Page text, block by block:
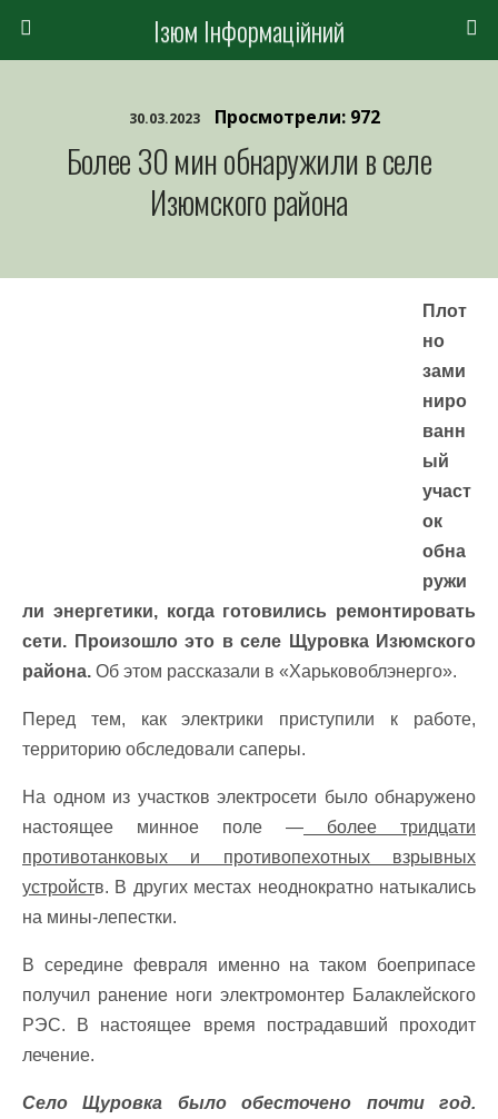
Ізюм Інформаційний
30.03.2023 Просмотрели: 972
Более 30 мин обнаружили в селе
Изюмского района
Плот
но
зами
ниро
ванн
ый
участ
ок
обна
ружи
ли энергетики, когда готовились ремонтировать
сети. Произошло это в селе Щуровка Изюмского
района. Об этом рассказали в «Харьковоблэнерго».
Перед тем, как электрики приступили к работе,
территорию обследовали саперы.
На одном из участков электросети было обнаружено
настоящее минное поле — более тридцати
противотанковых и противопехотных взрывных
устройств. В других местах неоднократно натыкались
на мины-лепестки.
В середине февраля именно на таком боеприпасе
получил ранение ноги электромонтер Балаклейского
РЭС. В настоящее время пострадавший проходит
лечение.
Село Щуровка было обесточено почти год.